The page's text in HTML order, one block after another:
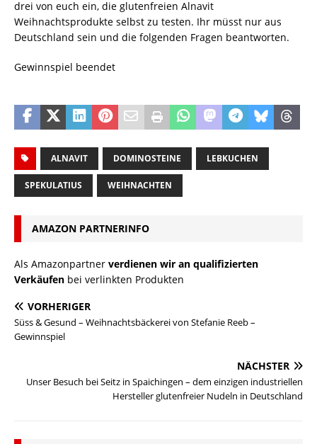
drei von euch ein, die glutenfreien Alnavit
Weihnachtsprodukte selbst zu testen. Ihr müsst nur aus
Deutschland sein und die folgenden Fragen beantworten.
Gewinnspiel beendet
ALNAVIT DOMINOSTEINE LEBKUCHEN
SPEKULATIUS WEIHNACHTEN
AMAZON PARTNERINFO
Als Amazonpartner verdienen wir an qualifizierten
Verkäufen bei verlinkten Produkten
VORHERIGER
Süss & Gesund – Weihnachtsbäckerei von Stefanie Reeb –
Gewinnspiel
NÄCHSTER
Unser Besuch bei Seitz in Spaichingen – dem einzigen industriellen
Hersteller glutenfreier Nudeln in Deutschland